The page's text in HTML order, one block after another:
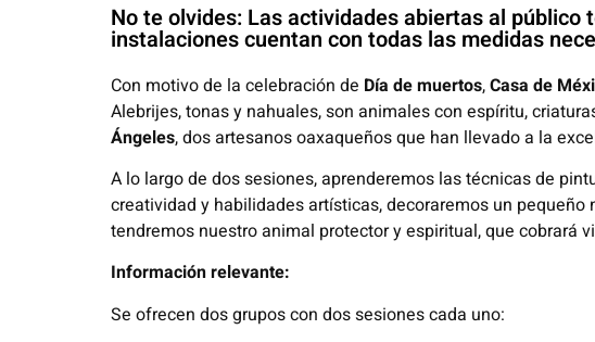
No te olvides: Las actividades abiertas al
instalaciones cuentan con todas las medidas
Con motivo de la celebración de Día de muertos,Casa de
Alebrijes, tonas y nahuales, son animales con espíritu,
Ángeles, dos artesanos oaxaqueños que han llevado a la
A lo largo de dos sesiones, aprenderemos las técnicas de
creatividad y habilidades artísticas, decoraremos un
tendremos nuestro animal protector y espiritual, que cobrará
Información relevante:
Se ofrecen dos grupos con dos sesiones cada uno: